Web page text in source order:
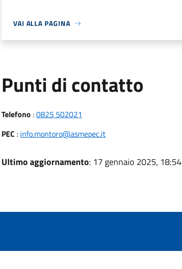
VAI ALLA PAGINA
Punti di contatto
Telefono :0825 502021
PEC : info.montoro@asmepec.it
Ultimo aggiornamento: 17 gennaio 2025, 18:54